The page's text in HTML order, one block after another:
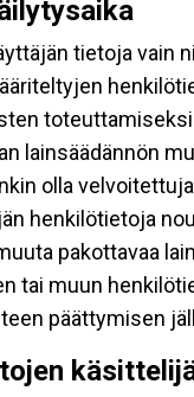
tietoja vain
lainsäädännön
olla
henkilötietoja
pakottavaa
tai muun
päättymisen